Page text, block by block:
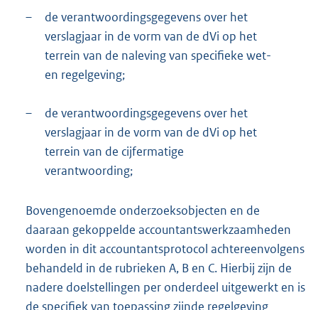
–
de verantwoordingsgegevens over het
verslagjaar in de vorm van de dVi op het
terrein van de naleving van specifieke wet-
en regelgeving;
–
de verantwoordingsgegevens over het
verslagjaar in de vorm van de dVi op het
terrein van de cijfermatige
verantwoording;
Bovengenoemde onderzoeksobjecten en de
daaraan gekoppelde accountantswerkzaamheden
worden in dit accountantsprotocol achtereenvolgens
behandeld in de rubrieken A, B en C. Hierbij zijn de
nadere doelstellingen per onderdeel uitgewerkt en is
de specifiek van toepassing zijnde regelgeving